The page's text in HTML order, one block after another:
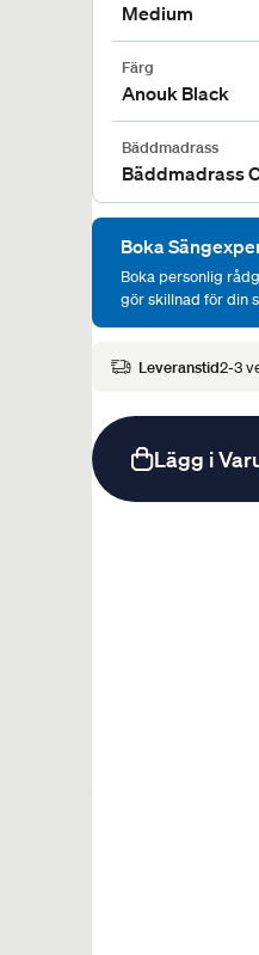
Medium
Färg
Anouk Black
Bäddmadrass
Bäddmadrass
Boka
Boka personlig
gör skillnad för din
Leveranstid2-3
Lägg i